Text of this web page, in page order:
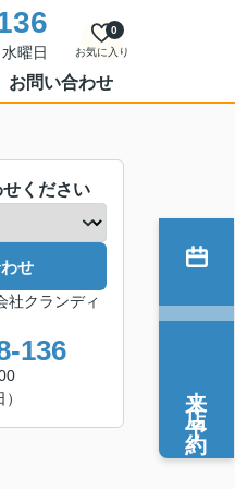
曜日 お気に入り
0
お問い合わせ
ください
せ
社クランディ
136
来店予約